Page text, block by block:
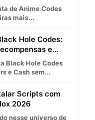
de Anime Codes
mais...
Hole Codes:
e...
Black Hole Codes
e Cash sem...
Scripts com
2026
nesse universo de